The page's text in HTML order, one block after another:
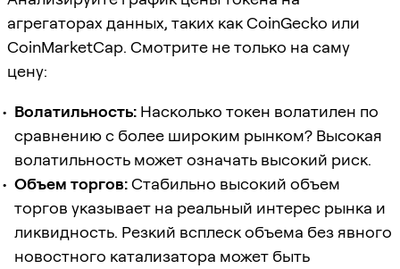
агрегаторах данных, таких как CoinGecko или
CoinMarketCap. Смотрите не только на саму
цену:
Волатильность: Насколько токен волатилен по
сравнению с более широким рынком? Высокая
волатильность может означать высокий риск.
Объем торгов:Стабильно высокий объем
торгов указывает на реальный интерес рынка и
ликвидность. Резкий всплеск объема без явного
новостного катализатора может быть